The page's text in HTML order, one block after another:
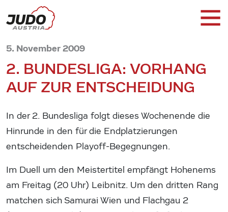
5. November 2009
2. BUNDESLIGA: VORHANG
AUF ZUR ENTSCHEIDUNG
In der 2. Bundesliga folgt dieses Wochenende die
Hinrunde in den für die Endplatzierungen
entscheidenden Playoff-Begegnungen.
Im Duell um den Meistertitel empfängt Hohenems
am Freitag (20 Uhr) Leibnitz. Um den dritten Rang
matchen sich Samurai Wien und Flachgau 2